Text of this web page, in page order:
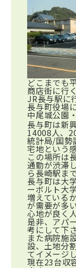
どこまでも
商店街に行
JR長与駅に
長与町役場
中尾城公園
長与町は新
14008人、
統計局/国勢
宅地という
この場所は
通勤が渋滞
ら長崎駅ま
長与町は大
ーボルト大
増えている
が需要が多
心地が良く
是非、アパ
考にして下
また病院施
設、土地分
てイメージ
現在23台収